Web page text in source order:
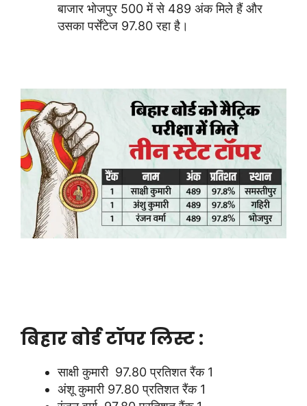
बाजार भोजपुर 500 में से 489 अंक मिले हैं और
उसका पर्सेंटेज 97.80 रहा है।
बिहार बोर्ड टॉपर लिस्ट :
साक्षी कुमारी 97.80 प्रतिशत रैंक 1
अंशू कुमारी 97.80 प्रतिशत रैंक 1